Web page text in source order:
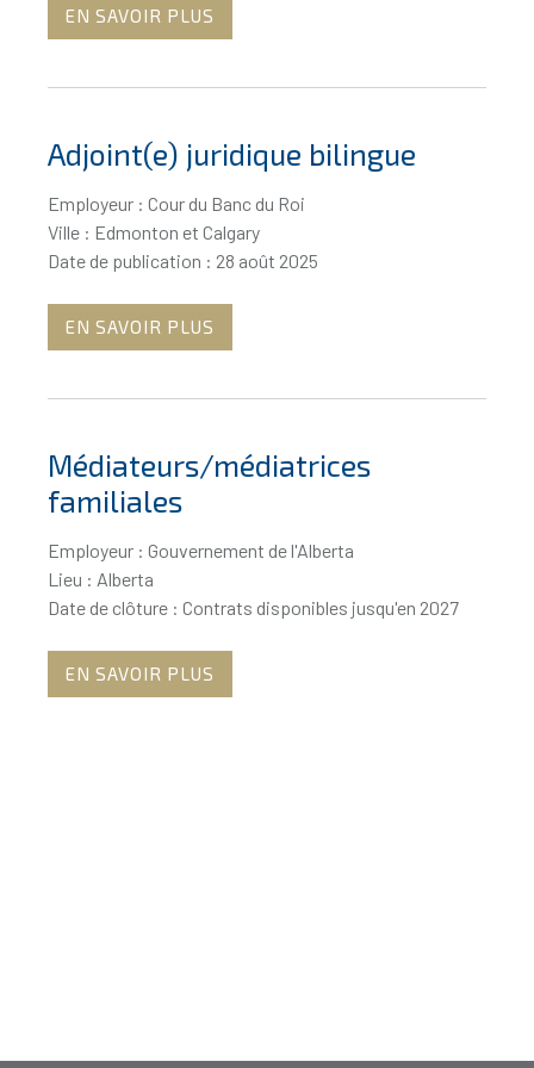
EN SAVOIR PLUS
Adjoint(e) juridique bilingue
Employeur : Cour du Banc du Roi
Ville : Edmonton et Calgary
Date de publication : 28 août 2025
EN SAVOIR PLUS
Médiateurs/médiatrices
familiales
Employeur : Gouvernement de l'Alberta
Lieu : Alberta
Date de clôture : Contrats disponibles jusqu'en 2027
EN SAVOIR PLUS